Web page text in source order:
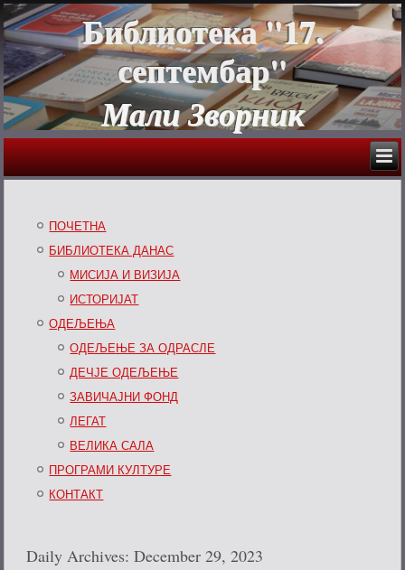
Библиотека "17.
септембар"
Мали Зворник
ПОЧЕТНА
БИБЛИОТЕКА ДАНАС
МИСИЈА И ВИЗИЈА
ИСТОРИЈАТ
ОДЕЉЕЊА
ОДЕЉЕЊЕ ЗА ОДРАСЛЕ
ДЕЧЈЕ ОДЕЉЕЊЕ
ЗАВИЧАЈНИ ФОНД
ЛЕГАТ
ВЕЛИКА САЛА
ПРОГРАМИ КУЛТУРЕ
КОНТАКТ
Daily Archives:December 29, 2023